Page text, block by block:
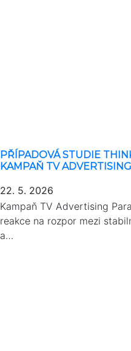
PŘÍPADOVÁ STUDIE
KAMPAŇ TV
22. 5. 2026
Kampaň TV Advertising
reakce na rozpor mezi
a…